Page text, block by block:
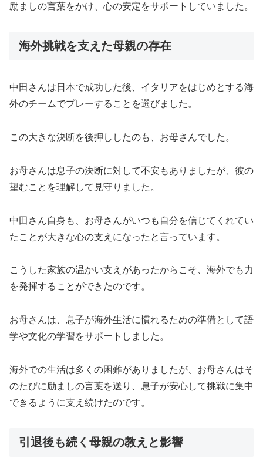
励ましの言葉をかけ、心の安定をサポートしていました。
海外挑戦を支えた母親の存在
中田さんは日本で成功した後、イタリアをはじめとする海
外のチームでプレーすることを選びました。
この大きな決断を後押ししたのも、お母さんでした。
お母さんは息子の決断に対して不安もありましたが、彼の
望むことを理解して見守りました。
中田さん自身も、お母さんがいつも自分を信じてくれてい
たことが大きな心の支えになったと言っています。
こうした家族の温かい支えがあったからこそ、海外でも力
を発揮することができたのです。
お母さんは、息子が海外生活に慣れるための準備として語
学や文化の学習をサポートしました。
海外での生活は多くの困難がありましたが、お母さんはそ
のたびに励ましの言葉を送り、息子が安心して挑戦に集中
できるように支え続けたのです。
引退後も続く母親の教えと影響